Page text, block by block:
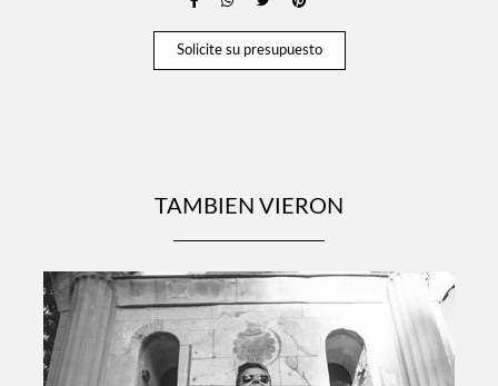
Solicite su presupuesto
TAMBIEN VIERON